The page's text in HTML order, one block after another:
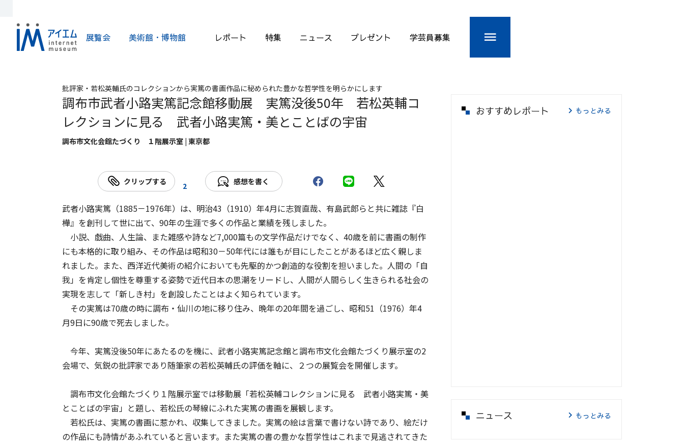
展覧会 美術館・博物館 レポート 特集 ニュース プレゼント 学芸員募集
批評家・若松英輔氏のコレクションから実篤の書画作品に秘められた豊かな哲学性を明らかにします
調布市武者小路実篤記念館移動展 実篤没後50年 若松英輔コ
レクションに見る 武者小路実篤・美とことばの宇宙
調布市文化会館たづくり １階展示室 | 東京都
クリップする 2 感想を書く
武者小路実篤（1885－1976年）は、明治43（1910）年4月に志賀直哉、有島武郎らと共に雑誌『白
樺』を創刊して世に出て、90年の生涯で多くの作品と業績を残しました。
小説、戯曲、人生論、また雑感や詩など7,000篇もの文学作品だけでなく、40歳を前に書画の制作
にも本格的に取り組み、その作品は昭和30－50年代には誰もが目にしたことがあるほど広く親しま
れました。また、西洋近代美術の紹介においても先駆的かつ創造的な役割を担いました。人間の「自
我」を肯定し個性を尊重する姿勢で近代日本の思潮をリードし、人間が人間らしく生きられる社会の
実現を志して「新しき村」を創設したことはよく知られています。
その実篤は70歳の時に調布・仙川の地に移り住み、晩年の20年間を過ごし、昭和51（1976）年4
月9日に90歳で死去しました。
今年、実篤没後50年にあたるのを機に、武者小路実篤記念館と調布市文化会館たづくり展示室の2
会場で、気鋭の批評家であり随筆家の若松英輔氏の評価を軸に、２つの展覧会を開催します。
調布市文化会館たづくり１階展示室では移動展「若松英輔コレクションに見る 武者小路実篤・美
とことばの宇宙」と題し、若松氏の琴線にふれた実篤の書画を展観します。
若松氏は、実篤の書画に惹かれ、収集してきました。実篤の絵は言葉で書けない詩であり、絵だけ
の作品にも詩情があふれていると言います。また実篤の書の豊かな哲学性はこれまで見逃されてきた
おすすめレポート もっとみる
ニュース もっとみる